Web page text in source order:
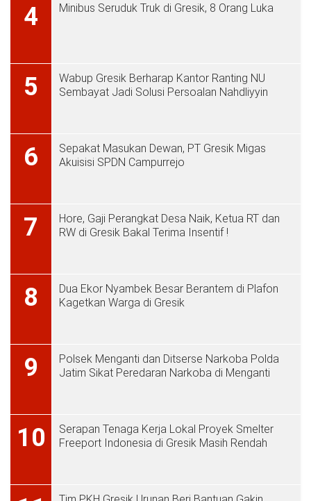
4 Minibus Seruduk Truk di Gresik, 8 Orang Luka
5
Wabup Gresik Berharap Kantor Ranting NU
Sembayat Jadi Solusi Persoalan Nahdliyyin
6
Sepakat Masukan Dewan, PT Gresik Migas
Akuisisi SPDN Campurrejo
7
Hore, Gaji Perangkat Desa Naik, Ketua RT dan
RW di Gresik Bakal Terima Insentif !
8
Dua Ekor Nyambek Besar Berantem di Plafon
Kagetkan Warga di Gresik
9
Polsek Menganti dan Ditserse Narkoba Polda
Jatim Sikat Peredaran Narkoba di Menganti
10
Serapan Tenaga Kerja Lokal Proyek Smelter
Freeport Indonesia di Gresik Masih Rendah